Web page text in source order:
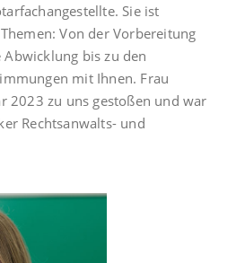
Sie ist
Von der Vorbereitung
bis zu den
mit Ihnen. Frau
2023 zu uns gestoßen und war
Rechtsanwalts- und